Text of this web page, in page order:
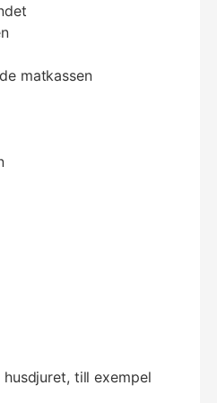
matkassen
till exempel